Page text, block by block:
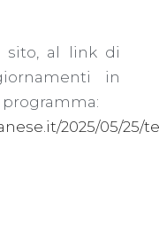
sito, al link di
in
2025/05/25/